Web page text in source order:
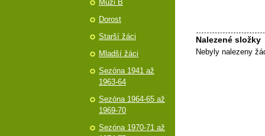
Nalezené složky
Nebyly nalezeny
Muži B
Dorost
Starší žáci
Mladší žáci
Sezóna 1941 až
1963-64
Sezóna 1964-65 až
1969-70
Sezóna 1970-71 až